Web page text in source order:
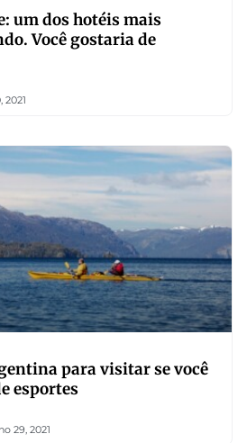
um dos hotéis mais
Você gostaria de
2021
para visitar se você
esportes
29, 2021